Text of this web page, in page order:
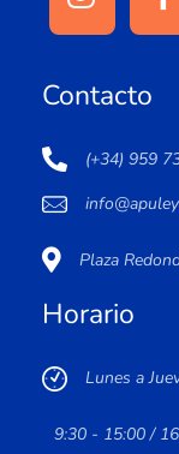
Contacto
(+34) 959
Plaza
Horario
Lunes a
9:30 - 15:00 /